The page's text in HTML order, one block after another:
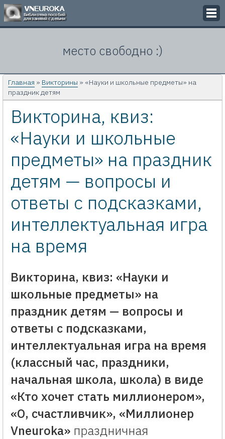
Кроссворды
Презентации
Задачи
Картинки
Контакты
место свободно :)
Главная » Викторины » «Науки и школьные предметы» на
праздник детям
Викторина, квиз:
«Науки и школьные
предметы» на праздник
детям — вопросы и
ответы с подсказками,
интеллектуальная игра
на время
Викторина, квиз: «Науки и
школьные предметы» на
праздник детям — вопросы и
ответы с подсказками,
интеллектуальная игра на время
(классный час, праздники,
начальная школа, школа) в виде
«Кто хочет стать миллионером»,
«О, счастливчик», «Миллионер
Vneuroka» праздничная